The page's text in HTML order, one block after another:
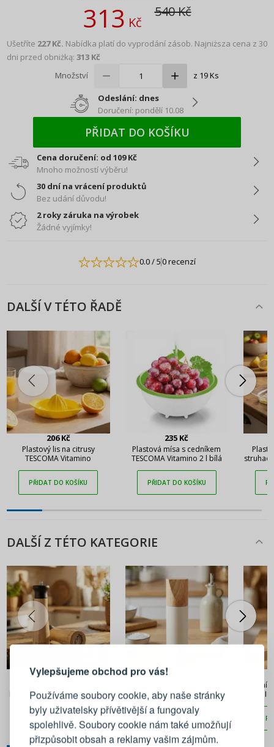
Vylepšujeme obchod pro vás!
Používáme soubory cookie, aby naše stránky
byly uživatelsky přívětivější a fungovaly
spolehlivě. Soubory cookie nám také umožňují
přizpůsobit obsah a reklamy vašim zájmům.
313Kč
540 Kč
Ušetříte 227 Kč. Nabídka platí do vyprodání zásob. Najniższa cena z 30
dni przed obniżką: 313 Kč
Množství
z 19 Ks
Odeslání: dnes
Doručení: pondělí 10.08
PŘIDAT DO KOŠÍKU
Cena doručení: od 109 Kč
Mnoho možností výběru!
30 dní na vrácení produktů
Bez udání důvodu!
2 roky záruka na výrobek
Žádné vyjímky!
0.0/ 50 recenzí
DALŠÍ V TÉTO ŘADĚ
206 Kč
Plastový lis na citrusy
TESCOMA Vitamino
PŘIDAT DO KOŠÍKU
235 Kč
Plastová mísa s cedníkem
TESCOMA Vitamino 2 l bílá
PŘIDAT DO KOŠÍKU
DALŠÍ Z TÉTO KATEGORIE
286 Kč
KONIGHOFFER Cosmic černý
PŘIDAT DO KOŠÍKU
260 Kč
pepř 18 cm
PŘIDAT DO KOŠÍKU
PŘIHLÁŠENÍ REGISTRACE
Přihlaste se ke svému účtu
Emailová adresa